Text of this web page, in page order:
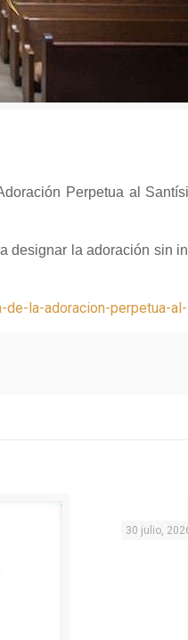
Perpetua al
designar la adoración sin
la-adoracion-perpetua-
30 julio,